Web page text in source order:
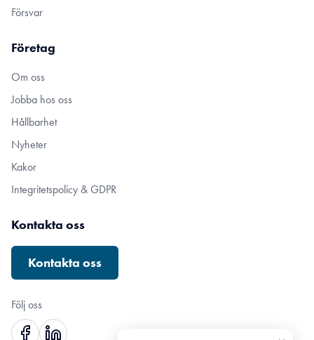
Försvar
Företag
Om oss
Jobba hos oss
Hållbarhet
Nyheter
Kakor
Integritetspolicy & GDPR
Kontakta oss
Kontakta oss
Följ oss